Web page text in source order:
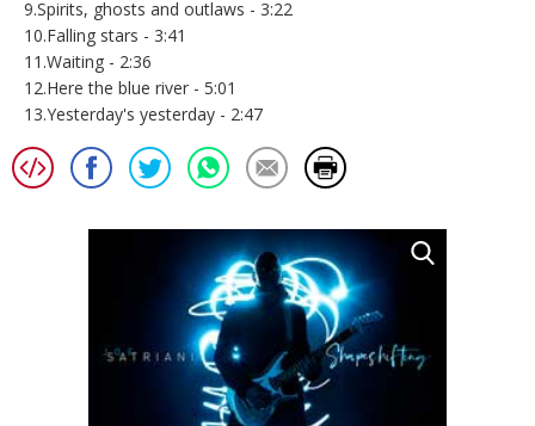
9.Spirits, ghosts and outlaws - 3:22
10.Falling stars - 3:41
11.Waiting - 2:36
12.Here the blue river - 5:01
13.Yesterday's yesterday - 2:47